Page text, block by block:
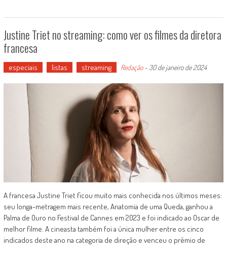
Justine Triet no streaming: como ver os filmes da diretora
francesa
especiais listas streaming Redação- 30 de janeiro de 2024
A francesa Justine Triet ficou muito mais conhecida nos últimos meses:
seu longa-metragem mais recente, Anatomia de uma Queda, ganhou a
Palma de Ouro no Festival de Cannes em 2023 e foi indicado ao Oscar de
melhor filme. A cineasta também foi a única mulher entre os cinco
indicados deste ano na categoria de direção e venceu o prêmio de